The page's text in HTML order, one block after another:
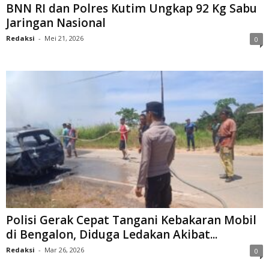
BNN RI dan Polres Kutim Ungkap 92 Kg Sabu
Jaringan Nasional
Redaksi - Mei 21, 2026 0
Polisi Gerak Cepat Tangani Kebakaran Mobil
di Bengalon, Diduga Ledakan Akibat...
Redaksi - Mar 26, 2026 0